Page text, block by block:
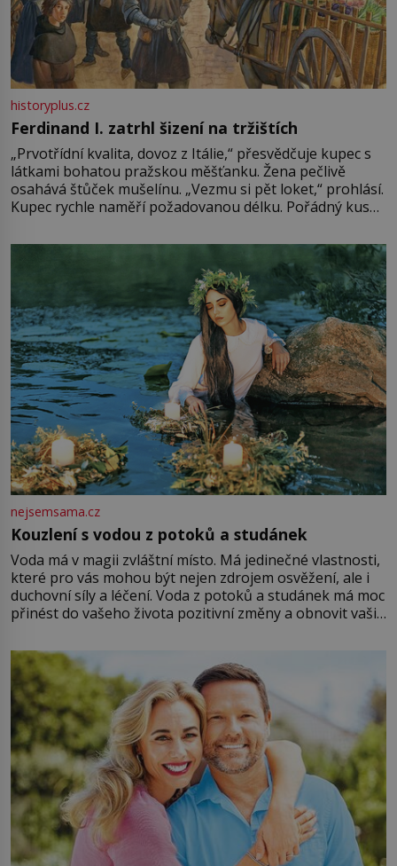
historyplus.cz
Ferdinand I. zatrhl šizení na tržištích
„Prvotřídní kvalita, dovoz z Itálie,“ přesvědčuje kupec s
látkami bohatou pražskou měšťanku. Žena pečlivě
osahává štůček mušelínu. „Vezmu si pět loket,“ prohlásí.
Kupec rychle naměří požadovanou délku. Pořádný kus
milostpaní. Stačí jenom na sukni,“ zhodnotí švadlena
množství růžového mušelínu. „Ošidili vás, podívejte.“
nejsemsama.cz
Kouzlení s vodou z potoků a studánek
Voda má v magii zvláštní místo. Má jedinečné vlastnosti,
které pro vás mohou být nejen zdrojem osvěžení, ale i
duchovní síly a léčení. Voda z potoků a studánek má moc
přinést do vašeho života pozitivní změny a obnovit vaši
můžete obohatit své rituály a přinést do svého života
větší harmonii a klid. Je důležité